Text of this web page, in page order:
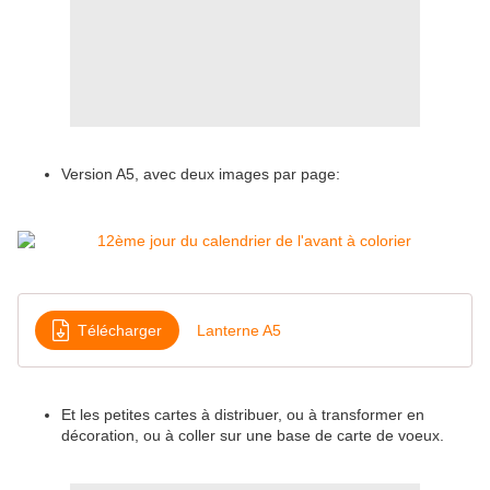
Version A5, avec deux images par page:
Télécharger Lanterne A5
Et les petites cartes à distribuer, ou à transformer en
décoration, ou à coller sur une base de carte de voeux.